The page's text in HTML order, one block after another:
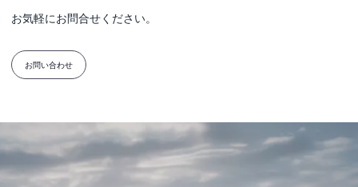
お気軽にお問合せください。
お問い合わせ